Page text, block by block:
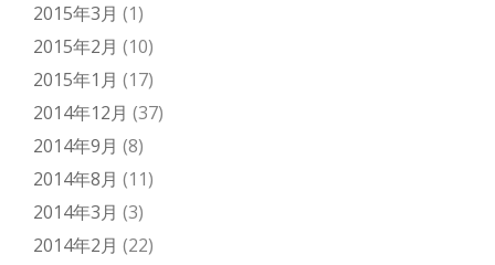
2015年3月 (1)
2015年2月 (10)
2015年1月 (17)
2014年12月 (37)
2014年9月 (8)
2014年8月 (11)
2014年3月 (3)
2014年2月 (22)